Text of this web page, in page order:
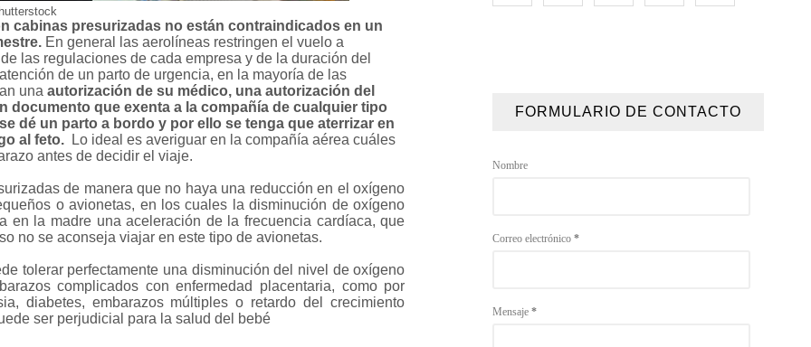
cabinas presurizadas no están contraindicados en un
En general las aerolíneas restringen el vuelo a
las regulaciones de cada empresa y de la duración del
de un parto de urgencia, en la mayoría de las
una autorización de su médico, una autorización del
documento que exenta a la compañía de cualquier tipo
dé un parto a bordo y por ello se tenga que aterrizar en
al feto. Lo ideal es averiguar en la compañía aérea cuáles
antes de decidir el viaje.
de manera que no haya una reducción en el oxígeno
o avionetas, en los cuales la disminución de oxígeno
en la madre una aceleración de la frecuencia cardíaca, que
no se aconseja viajar en este tipo de avionetas.
tolerar perfectamente una disminución del nivel de oxígeno
complicados con enfermedad placentaria, como por
diabetes, embarazos múltiples o retardo del crecimiento
ser perjudicial para la salud del bebé
FORMULARIO DE CONTACTO
Nombre
Correo electrónico *
Mensaje *